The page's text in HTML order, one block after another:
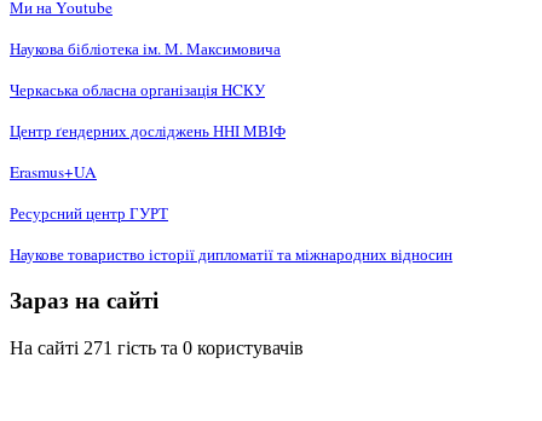
Ми на Youtube
Наукова бібліотека ім. М. Максимовича
Черкаська обласна організація НCКУ
Центр ґендерних досліджень ННІ МВІФ
Erasmus+UA
Ресурсний центр ГУРТ
Наукове товариство історії дипломатії та міжнародних відносин
Зараз на сайті
На сайті 271 гість та 0 користувачів